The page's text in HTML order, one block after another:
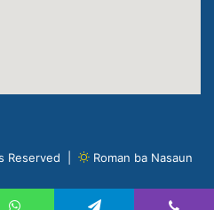
Reserved | Roman ba Nasaun